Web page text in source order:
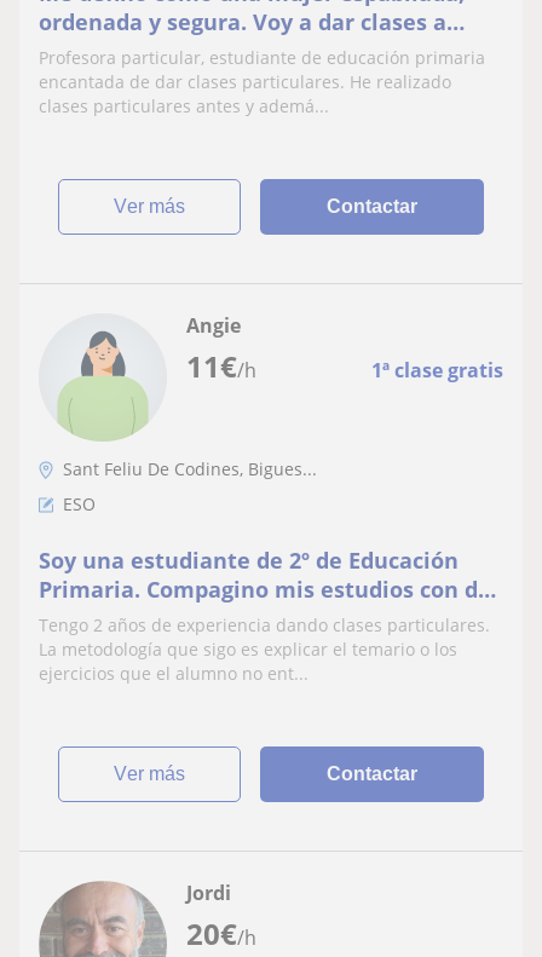
ordenada y segura. Voy a dar clases a
niños y niñas de cualquier edad.
Profesora particular, estudiante de educación primaria
encantada de dar clases particulares. He realizado
clases particulares antes y ademá...
ver más Contactar
11€/h 1ª clase gratis
Angie
Sant Feliu De Codines, Bigues...
ESO
Soy una estudiante de 2º de Educación
Primaria. Compagino mis estudios con dar
clases particulares a Primaria y ESO
Tengo 2 años de experiencia dando clases particulares.
La metodología que sigo es explicar el temario o los
ejercicios que el alumno no ent...
ver más Contactar
20€/h
Jordi